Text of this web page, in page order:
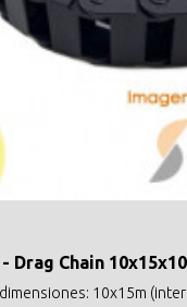
Drag Chain
10x15m